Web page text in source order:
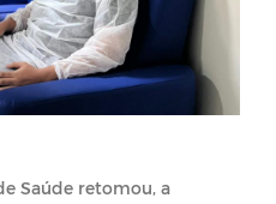
Saúde retomou, a